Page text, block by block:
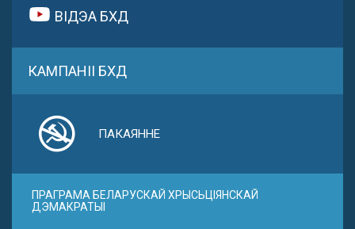
ВІДЭА БХД
КАМПАНІІ БХД
ПАКАЯННЕ
ПРАГРАМА БЕЛАРУСКАЙ ХРЫСЬЦІЯНСКАЙ
ДЭМАКРАТЫІ